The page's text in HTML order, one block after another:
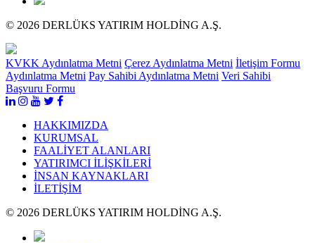
© 2026 DERLÜKS YATIRIM HOLDİNG A.Ş.
KVKK Aydınlatma Metni Çerez Aydınlatma Metni İletişim Formu
Aydınlatma Metni Pay Sahibi Aydınlatma Metni Veri Sahibi
Başvuru Formu
HAKKIMIZDA
KURUMSAL
FAALİYET ALANLARI
YATIRIMCI İLİŞKİLERİ
İNSAN KAYNAKLARI
İLETİŞİM
© 2026 DERLÜKS YATIRIM HOLDİNG A.Ş.